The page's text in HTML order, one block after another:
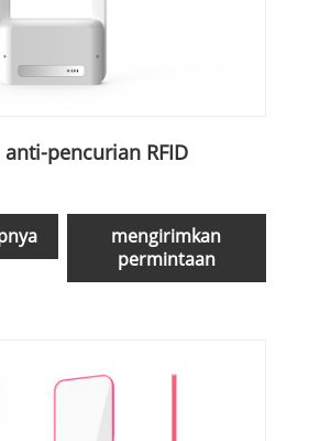
anti-pencurian RFID
mengirimkan
permintaan